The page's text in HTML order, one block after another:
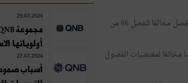
ويتعلّق الفصل 46 بسحب ترخيص فتح مكاتب الصرف على الأشخاص المعنويين، وتم اعتبار هذا الفصل مخالفا للفصل 66 من
ايضا مخالفا لمقتضيات الفصول
29.07.2026
أولوياتها
27.07.2026
أسباب صمود